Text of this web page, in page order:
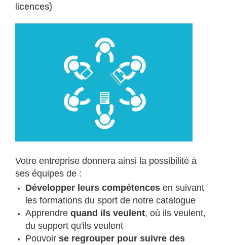
licences)
Votre entreprise donnera ainsi la possibilité à
ses équipes de :
Développer leurs compétences en suivant
les formations du sport de notre catalogue
Apprendre quand ils veulent, où ils veulent,
du support qu'ils veulent
Pouvoir se regrouper pour suivre des